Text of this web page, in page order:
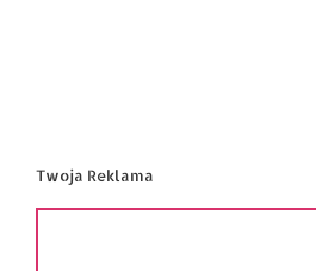
Twoja Reklama